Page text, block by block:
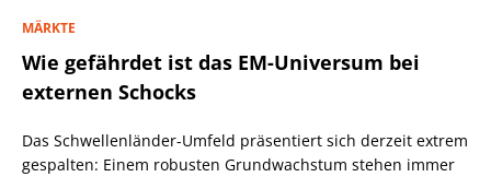
MÄRKTE
Wie gefährdet ist das EM-Universum bei
externen Schocks
Das Schwellenländer-Umfeld präsentiert sich derzeit extrem
gespalten: Einem robusten Grundwachstum stehen immer